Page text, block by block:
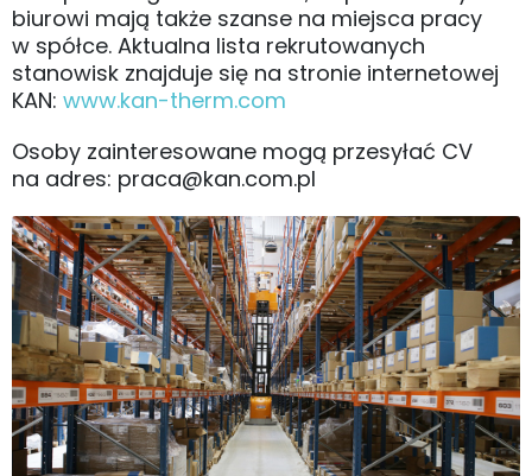
biurowi mają także szanse na miejsca pracy
w spółce. Aktualna lista rekrutowanych
stanowisk znajduje się na stronie internetowej
KAN: www.kan-therm.com
Osoby zainteresowane mogą przesyłać CV
na adres: praca@kan.com.pl